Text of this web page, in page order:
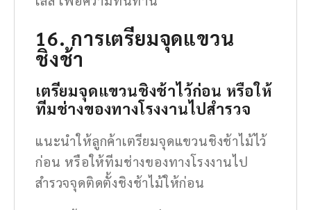
16. การเตรียมจุดแขวน
ชิงช้า
เตรียมจุดแขวนชิงช้าไว้ก่อน หรือให้
ทีมช่างของทางโรงงานไปสำรวจ
แนะนำให้ลูกค้าเตรียมจุดแขวนชิงช้าไม้ไว้
ก่อน หรือให้ทีมช่างของทางโรงงานไป
สำรวจจุดติดตั้งชิงช้าไม้ให้ก่อน